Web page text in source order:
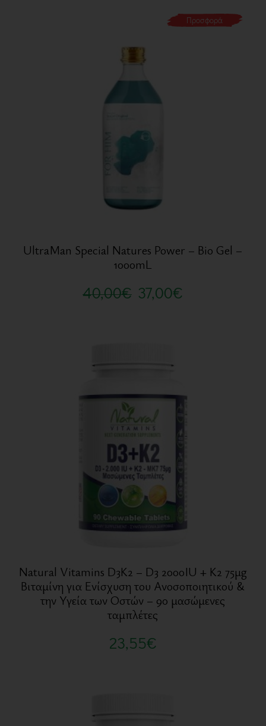
Προσφορά
UltraMan Special Natures Power – Bio Gel –
1000mL
40,00€ 37,00€
Natural Vitamins D3K2 – D3 2000IU + K2 75μg
Βιταμίνη για Ενίσχυση του Ανοσοποιητικού &
την Υγεία των Οστών – 90 μασώμενες
ταμπλέτες
23,55€